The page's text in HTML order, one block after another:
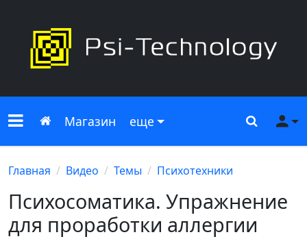
Меню сайта
Главная
Магазин еще Поиск
Главная Видео Темы Психотехники
Психосоматика. Упражнение
для проработки аллергии